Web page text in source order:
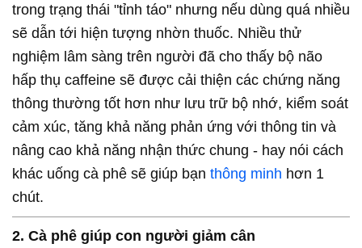
trong trạng thái "tỉnh táo" nhưng nếu dùng quá nhiều
sẽ dẫn tới hiện tượng nhờn thuốc. Nhiều thử
nghiệm lâm sàng trên người đã cho thấy bộ não
hấp thụ caffeine sẽ được cải thiện các chứng năng
thông thường tốt hơn như lưu trữ bộ nhớ, kiểm soát
cảm xúc, tăng khả năng phản ứng với thông tin và
nâng cao khả năng nhận thức chung - hay nói cách
khác uống cà phê sẽ giúp bạn thông minh hơn 1
chút.
2. Cà phê giúp con người giảm cân